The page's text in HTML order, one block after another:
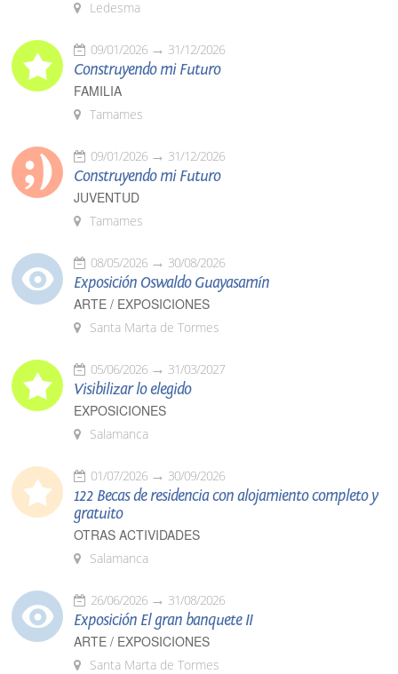
Ledesma
09/01/2026 31/12/2026
Construyendo mi Futuro
FAMILIA
Tamames
09/01/2026 31/12/2026
Construyendo mi Futuro
JUVENTUD
Tamames
08/05/2026 30/08/2026
Exposición Oswaldo Guayasamín
ARTE / EXPOSICIONES
Santa Marta de Tormes
05/06/2026 31/03/2027
Visibilizar lo elegido
EXPOSICIONES
Salamanca
01/07/2026 30/09/2026
122 Becas de residencia con alojamiento completo y
gratuito
OTRAS ACTIVIDADES
Salamanca
26/06/2026 31/08/2026
Exposición El gran banquete II
ARTE / EXPOSICIONES
Santa Marta de Tormes